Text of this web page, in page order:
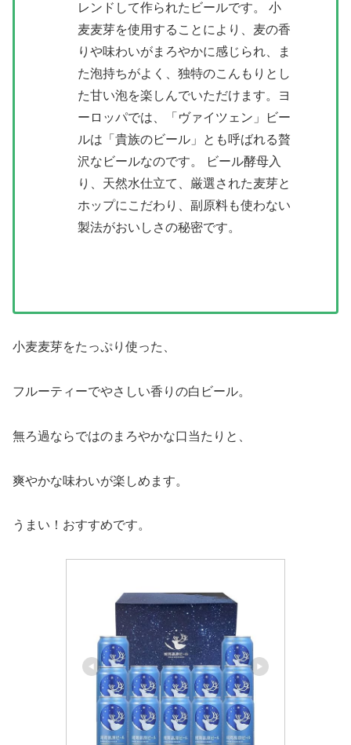
レンドして作られたビールです。 小
麦麦芽を使用することにより、麦の香
りや味わいがまろやかに感じられ、ま
た泡持ちがよく、独特のこんもりとし
た甘い泡を楽しんでいただけます。ヨ
ーロッパでは、「ヴァイツェン」ビー
ルは「貴族のビール」とも呼ばれる贅
沢なビールなのです。 ビール酵母入
り、天然水仕立て、厳選された麦芽と
ホップにこだわり、副原料も使わない
製法がおいしさの秘密です。
小麦麦芽をたっぷり使った、
フルーティーでやさしい香りの白ビール。
無ろ過ならではのまろやかな口当たりと、
爽やかな味わいが楽しめます。
うまい！おすすめです。